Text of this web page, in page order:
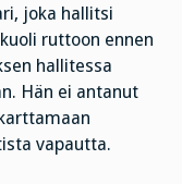
joka hallitsi
ruttoon ennen
hallitessa
Hän ei antanut
vapautta.